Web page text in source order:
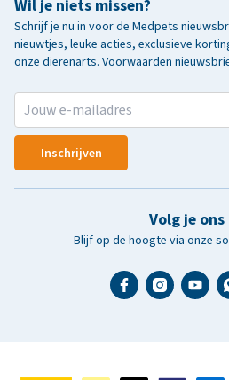
Wil je niets missen?
Schrijf je nu in voor de Medpets
nieuwtjes, leuke acties, exclusieve
onze dierenarts. Voorwaarden
Inschrijven
Volg je ons
Blijf op de hoogte via onze